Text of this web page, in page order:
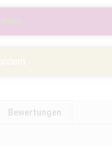
Bewertungen